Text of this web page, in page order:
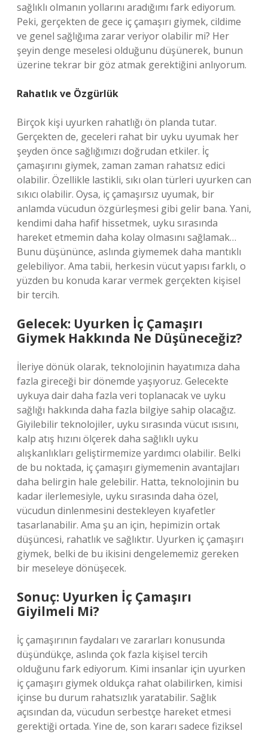
sağlıklı olmanın yollarını aradığımı fark ediyorum.
Peki, gerçekten de gece iç çamaşırı giymek, cildime
ve genel sağlığıma zarar veriyor olabilir mi? Her
şeyin denge meselesi olduğunu düşünerek, bunun
üzerine tekrar bir göz atmak gerektiğini anlıyorum.
Rahatlık ve Özgürlük
Birçok kişi uyurken rahatlığı ön planda tutar.
Gerçekten de, geceleri rahat bir uyku uyumak her
şeyden önce sağlığımızı doğrudan etkiler. İç
çamaşırını giymek, zaman zaman rahatsız edici
olabilir. Özellikle lastikli, sıkı olan türleri uyurken can
sıkıcı olabilir. Oysa, iç çamaşırsız uyumak, bir
anlamda vücudun özgürleşmesi gibi gelir bana. Yani,
kendimi daha hafif hissetmek, uyku sırasında
hareket etmemin daha kolay olmasını sağlamak…
Bunu düşününce, aslında giymemek daha mantıklı
gelebiliyor. Ama tabii, herkesin vücut yapısı farklı, o
yüzden bu konuda karar vermek gerçekten kişisel
bir tercih.
Gelecek: Uyurken İç Çamaşırı
Giymek Hakkında Ne Düşüneceğiz?
İleriye dönük olarak, teknolojinin hayatımıza daha
fazla gireceği bir dönemde yaşıyoruz. Gelecekte
uykuya dair daha fazla veri toplanacak ve uyku
sağlığı hakkında daha fazla bilgiye sahip olacağız.
Giyilebilir teknolojiler, uyku sırasında vücut ısısını,
kalp atış hızını ölçerek daha sağlıklı uyku
alışkanlıkları geliştirmemize yardımcı olabilir. Belki
de bu noktada, iç çamaşırı giymemenin avantajları
daha belirgin hale gelebilir. Hatta, teknolojinin bu
kadar ilerlemesiyle, uyku sırasında daha özel,
vücudun dinlenmesini destekleyen kıyafetler
tasarlanabilir. Ama şu an için, hepimizin ortak
düşüncesi, rahatlık ve sağlıktır. Uyurken iç çamaşırı
giymek, belki de bu ikisini dengelememiz gereken
bir meseleye dönüşecek.
Sonuç: Uyurken İç Çamaşırı
Giyilmeli Mi?
İç çamaşırının faydaları ve zararları konusunda
düşündükçe, aslında çok fazla kişisel tercih
olduğunu fark ediyorum. Kimi insanlar için uyurken
iç çamaşırı giymek oldukça rahat olabilirken, kimisi
içinse bu durum rahatsızlık yaratabilir. Sağlık
açısından da, vücudun serbestçe hareket etmesi
gerektiği ortada. Yine de, son kararı sadece fiziksel